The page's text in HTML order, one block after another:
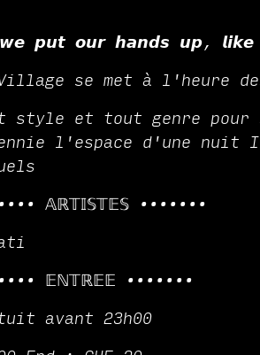
𝙥𝙪𝙩 𝙤𝙪𝙧 𝙝𝙖𝙣𝙙𝙨 𝙪𝙥, 𝙡𝙞𝙠𝙚
se met à l'heure
style et tout genre pour
l'espace d'une
𝔸ℝ𝕋𝕀𝕊𝕋𝔼𝕊 •••••••
𝔼ℕ𝕋ℝ𝔼𝔼 •••••••
avant 23h00